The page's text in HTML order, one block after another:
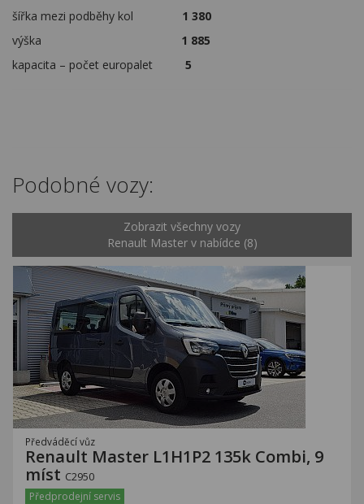
šířka mezi podběhy kol 1 380
výška
1 885
kapacita – počet europalet
5
Podobné vozy:
Zobrazit všechny vozy
Renault Master v nabídce (8)
Předváděcí vůz
Renault Master L1H1P2 135k Combi, 9
míst C2950
Předprodejní servis